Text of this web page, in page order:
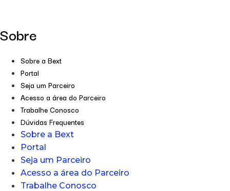
Sobre
Sobre a Bext
Portal
Seja um Parceiro
Acesso a área do Parceiro
Trabalhe Conosco
Dúvidas Frequentes
Sobre a Bext
Portal
Seja um Parceiro
Acesso a área do Parceiro
Trabalhe Conosco